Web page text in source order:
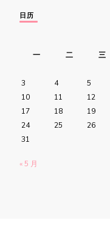
日历
一
二 三
3
4 5
10
11 12
17
18 19
24
25 26
31
« 5 月